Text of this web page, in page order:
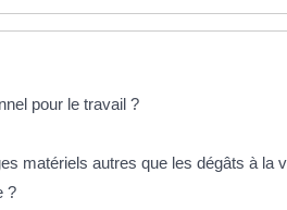
pour le travail ?
matériels autres que les dégâts à la
?